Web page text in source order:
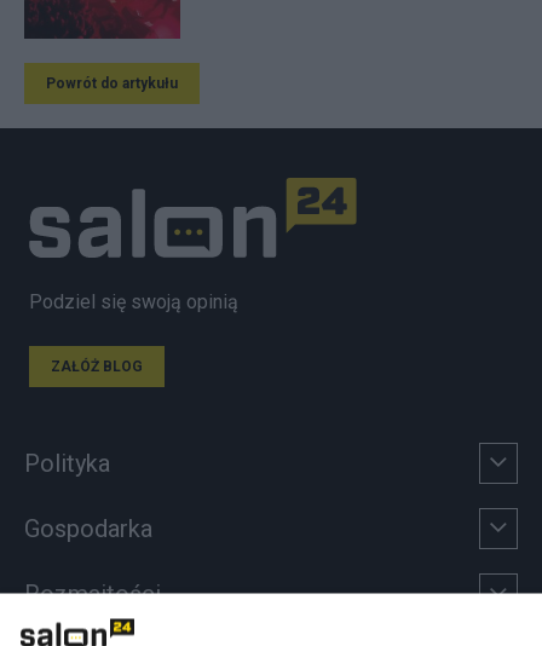
Powrót do artykułu
Podziel się swoją opinią
ZAŁÓŻ BLOG
Polityka
Gospodarka
Rozmaitości